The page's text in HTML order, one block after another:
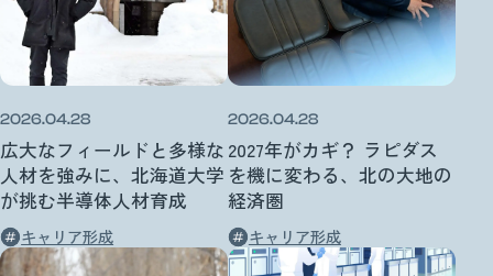
2026.04.28
広大なフィールドと多様な
人材を強みに、北海道大学
が挑む半導体人材育成
キャリア形成
2026.04.28
2027年がカギ？ ラピダス
を機に変わる、北の大地の
経済圏
キャリア形成